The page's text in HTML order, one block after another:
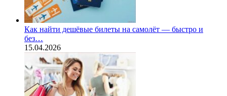
Как найти дешёвые билеты на самолёт — быстро и
без…
15.04.2026